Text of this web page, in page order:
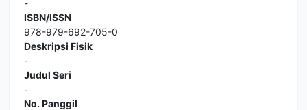
-
ISBN/ISSN
978-979-692-705-0
Deskripsi Fisik
-
Judul Seri
-
No. Panggil